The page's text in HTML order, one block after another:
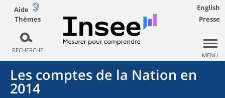
Aide
Thèmes
RECHERCHE
English
Presse
MENU
Les comptes de la Nation en
2014